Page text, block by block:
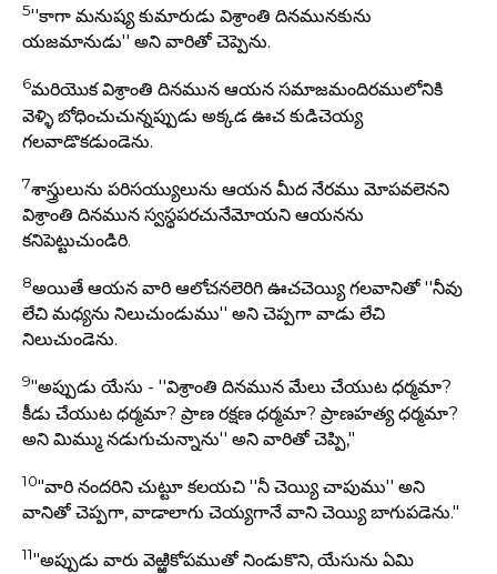
5''కాగా మనుష్య కుమారుడు విశ్రాంతి దినమునకును
యజమానుడు'' అని వారితో చెప్పెను.
6మరియొక విశ్రాంతి దినమున ఆయన సమాజమందిరములోనికి
వెళ్ళి బోధించుచున్నప్పుడు అక్కడ ఊచ కుడిచెయ్య
గలవాడొకడుండెను.
7శాస్త్రులును పరిసయ్యులును ఆయన మీద నేరము మోపవలెనని
విశ్రాంతి దినమున స్వస్థపరచునేమోయని ఆయనను
కనిపెట్టుచుండిరి.
8అయితే ఆయన వారి ఆలోచనలెరిగి ఊచచెయ్యి గలవానితో ''నీవు
లేచి మధ్యను నిలుచుండుము'' అని చెప్పగా వాడు లేచి
నిలుచుండెను.
9"అప్పుడు యేసు - ''విశ్రాంతి దినమున మేలు చేయుట ధర్మమా?
కీడు చేయుట ధర్మమా? ప్రాణ రక్షణ ధర్మమా? ప్రాణహత్య ధర్మమా?
అని మిమ్ము నడుగుచున్నాను'' అని వారితో చెప్పి,"
10"వారి నందరిని చుట్టూ కలయచి ''నీ చెయ్యి చాపుము'' అని
వానితో చెప్పగా, వాడాలాగు చెయ్యగానే వాని చెయ్యి బాగుపడెను."
11"అప్పుడు వారు వెఱ్ఱికోపముతో నిండుకొని, యేసును ఏమి